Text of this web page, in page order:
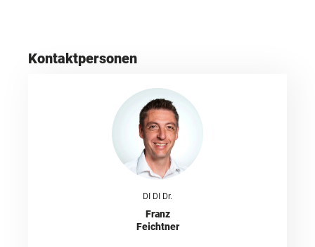
Kontaktpersonen
DI DI Dr.
Franz
Feichtner